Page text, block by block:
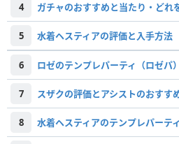
4 ガチャのおすすめと当たり・どれ
5 水着ヘスティアの評価と入手方法
6 ロゼのテンプレパーティ（ロゼパ）
7 スザクの評価とアシストのおすす
8 水着ヘスティアのテンプレパーテ